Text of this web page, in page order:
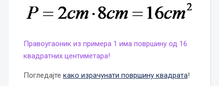
Правоугаоник из примера 1 има површину од 16
квадратних центиметара!
Погледајте како израчунати површину квадрата!